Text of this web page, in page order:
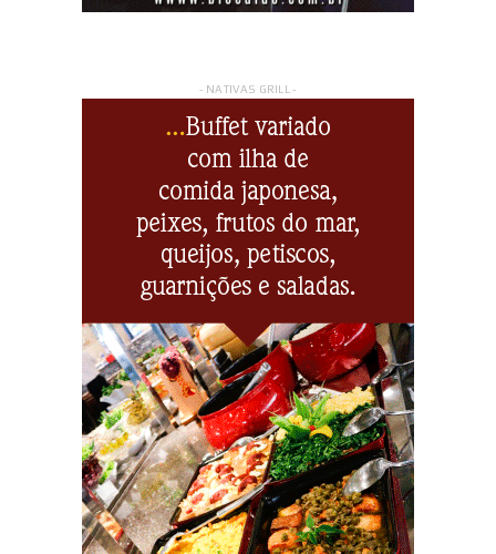
- NATIVAS GRILL -